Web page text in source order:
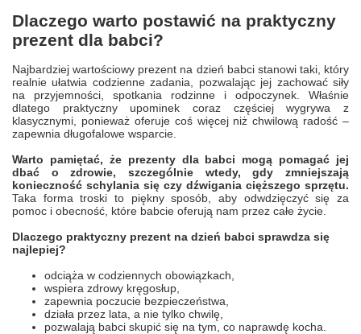
Dlaczego warto postawić na praktyczny
prezent dla babci?
Najbardziej wartościowy prezent na dzień babci stanowi taki, który
realnie ułatwia codzienne zadania, pozwalając jej zachować siły
na przyjemności, spotkania rodzinne i odpoczynek. Właśnie
dlatego praktyczny upominek coraz częściej wygrywa z
klasycznymi, ponieważ oferuje coś więcej niż chwilową radość –
zapewnia długofalowe wsparcie.
Warto pamiętać, że prezenty dla babci mogą pomagać jej
dbać o zdrowie, szczególnie wtedy, gdy zmniejszają
konieczność schylania się czy dźwigania cięższego sprzętu.
Taka forma troski to piękny sposób, aby odwdzięczyć się za
pomoc i obecność, które babcie oferują nam przez całe życie.
Dlaczego praktyczny prezent na dzień babci sprawdza się
najlepiej?
odciąża w codziennych obowiązkach,
wspiera zdrowy kręgosłup,
zapewnia poczucie bezpieczeństwa,
działa przez lata, a nie tylko chwilę,
pozwalają babci skupić się na tym, co naprawdę kocha.